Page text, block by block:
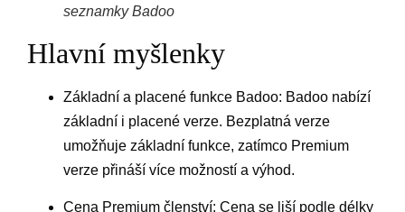
seznamky Badoo
Hlavní myšlenky
Základní a placené funkce Badoo: Badoo nabízí
základní i placené verze. Bezplatná verze
umožňuje základní funkce, zatímco Premium
verze přináší více možností a výhod.
Cena Premium členství: Cena se liší podle délky